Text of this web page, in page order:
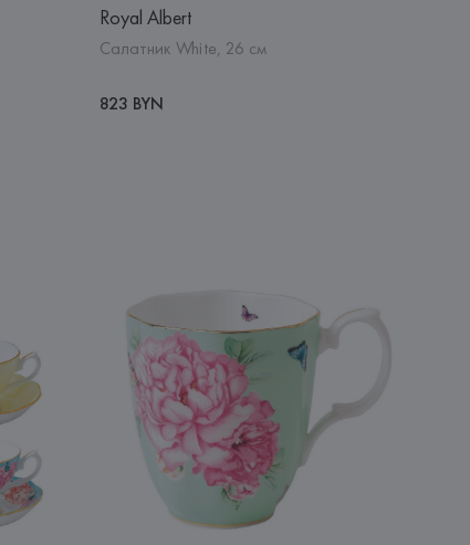
Royal Albert
Салатник White, 26 см
823 BYN